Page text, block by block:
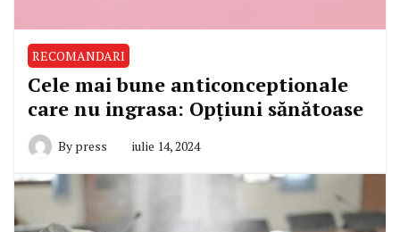
RECOMANDARI
Cele mai bune anticonceptionale
care nu ingrasa: Opțiuni sănătoase
By press iulie 14, 2024